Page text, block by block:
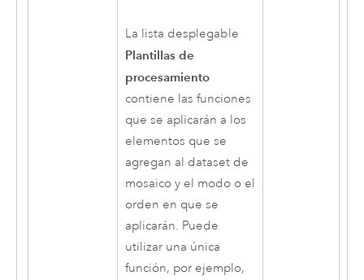
La lista desplegable
Plantillas de
procesamiento
contiene las funciones
que se aplicarán a los
elementos que se
agregan al dataset de
mosaico y el modo o el
orden en que se
aplicarán. Puede
utilizar una única
función, por ejemplo,